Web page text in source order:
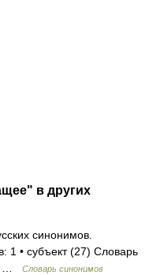
в других
синонимов.
1 • субъект (27) Словарь
…
Словарь синонимов